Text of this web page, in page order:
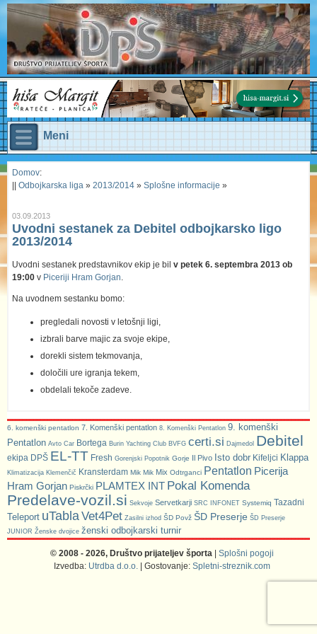
Meni
Domov:
Odbojkarska liga » 2013/2014 » Splošne informacije »
03.09.2013
Uvodni sestanek za Debitel odbojkarsko ligo
2013/2014
Uvodni sestanek predstavnikov ekip je bil v petek 6. septembra 2013 ob
19:00 v Piceriji Hram Gorjan
Na uvodnem sestanku bomo:
pregledali novosti v letošnji ligi,
izbrali barve majic za svoje ekipe,
dorekli sistem tekmovanja,
določili ure igranja tekem,
obdelali tekoče zadeve.
6. komenški pentatlon 7. Komenški pentatlon 8. Komenški Pentatlon 9. komenški
Pentatlon Avto Car Bortega Burin Yachting Club BVFG certi.si Dajmedol Debitel
ekipa DPŠ EL-TT Fresh Gorenjski Popotnik Gorje Il Pivo Isto dobr Kifeljci Klappa
Klimatizacija Klemenčič Kransterdam Mik Mik Mix Odtrganci Pentatlon Picerija
Hram Gorjan Piskrčki PLAMTEX INT Pokal Komenda
Predelave-vozil.si Sekvoje Servetkarji SRC INFONET Systemiq Tazadni
Teleport uTabla Vet4Pet Zasilni izhod ŠD Povž ŠD Preserje ŠD Preserje
JUNIOR Ženske dvojice ženski odbojkarski turnir
© 2008 - 2026, Društvo prijateljev športa | Splošni pogoji
Izvedba: Utrdba d.o.o. | Gostovanje: Spletni-streznik.com